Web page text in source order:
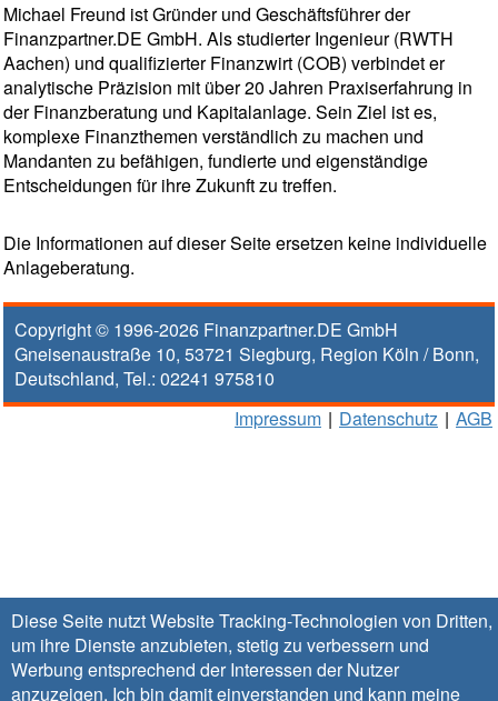
Diese Seite nutzt Website Tracking-Technologien von Dritten,
um ihre Dienste anzubieten, stetig zu verbessern und
Werbung entsprechend der Interessen der Nutzer
anzuzeigen. Ich bin damit einverstanden und kann meine
Michael Freund ist Gründer und Geschäftsführer der
Finanzpartner.DE GmbH. Als studierter Ingenieur (RWTH
Aachen) und qualifizierter Finanzwirt (COB) verbindet er
analytische Präzision mit über 20 Jahren Praxiserfahrung in
der Finanzberatung und Kapitalanlage. Sein Ziel ist es,
komplexe Finanzthemen verständlich zu machen und
Mandanten zu befähigen, fundierte und eigenständige
Entscheidungen für ihre Zukunft zu treffen.
Die Informationen auf dieser Seite ersetzen keine individuelle
Anlageberatung.
Copyright © 1996-2026 Finanzpartner.DE GmbH
Gneisenaustraße 10, 53721 Siegburg, Region Köln / Bonn,
Deutschland, Tel.: 02241 975810
Impressum | Datenschutz | AGB